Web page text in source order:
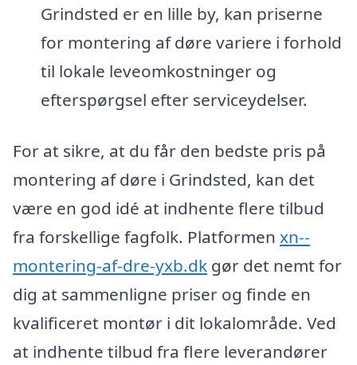
Grindsted er en lille by, kan priserne
for montering af døre variere i forhold
til lokale leveomkostninger og
efterspørgsel efter serviceydelser.
For at sikre, at du får den bedste pris på
montering af døre i Grindsted, kan det
være en god idé at indhente flere tilbud
fra forskellige fagfolk. Platformen xn--
montering-af-dre-yxb.dk gør det nemt for
dig at sammenligne priser og finde en
kvalificeret montør i dit lokalområde. Ved
at indhente tilbud fra flere leverandører